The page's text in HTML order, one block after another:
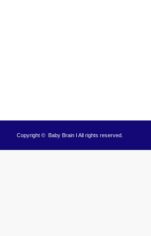
Copyright © Baby Brain I All rights reserved.